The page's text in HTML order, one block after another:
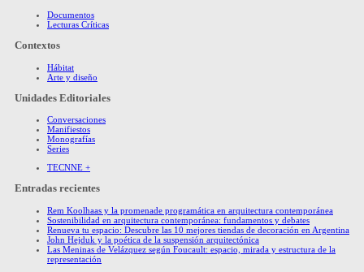
Documentos
Lecturas Críticas
Contextos
Hábitat
Arte y diseño
Unidades Editoriales
Conversaciones
Manifiestos
Monografías
Series
TECNNE +
Entradas recientes
Rem Koolhaas y la promenade programática en arquitectura contemporánea
Sostenibilidad en arquitectura contemporánea: fundamentos y debates
Renueva tu espacio: Descubre las 10 mejores tiendas de decoración en Argentina
John Hejduk y la poética de la suspensión arquitectónica
Las Meninas de Velázquez según Foucault: espacio, mirada y estructura de la
representación